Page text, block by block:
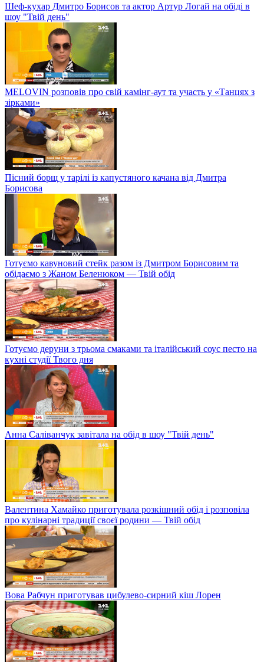
Шеф-кухар Дмитро Борисов та актор Артур Логай на обіді в
шоу "Твій день"
MELOVIN розповів про свій камінг-аут та участь у «Танцях з
зірками»
Пісний борщ у тарілі із капустяного качана від Дмитра
Борисова
Готуємо кавуновий стейк разом із Дмитром Борисовим та
обідаємо з Жаном Беленюком — Твій обід
Готуємо деруни з трьома смаками та італійський соус песто на
кухні студії Твого дня
Анна Саліванчук завітала на обід в шоу "Твій день"
Валентина Хамайко приготувала розкішний обід і розповіла
про кулінарні традиції своєї родини — Твій обід
Вова Рабчун приготував цибулево-сирний кіш Лорен